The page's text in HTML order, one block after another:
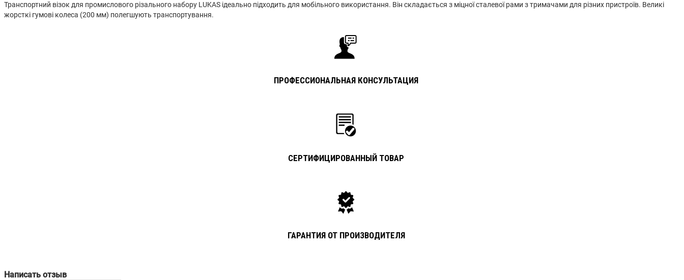
Транспортний візок для промислового різального набору LUKAS ідеально підходить для мобільного використання. Він складається з міцної сталевої рами з тримачами для різних пристроїв. Великі
жорсткі гумові колеса (200 мм) полегшують транспортування.
ПРОФЕССИОНАЛЬНАЯ КОНСУЛЬТАЦИЯ
СЕРТИФИЦИРОВАННЫЙ ТОВАР
ГАРАНТИЯ ОТ ПРОИЗВОДИТЕЛЯ
Написать отзыв